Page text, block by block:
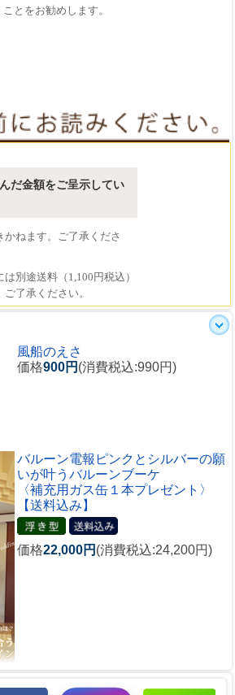
風船のえさ
価格900円 (消費税込:990円)
バルーン電報ピンクとシルバーの願
いが叶うバルーンブーケ
〈補充用ガス缶１本プレゼント〉
【送料込み】
価格22,000円 (消費税込:24,200円)